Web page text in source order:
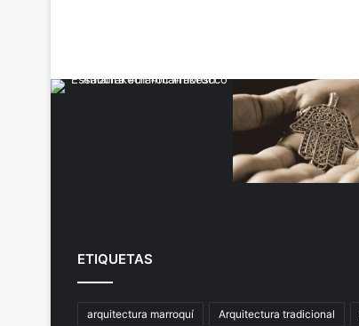
ETIQUETAS
arquitectura marroquí Arquitectura tradicional